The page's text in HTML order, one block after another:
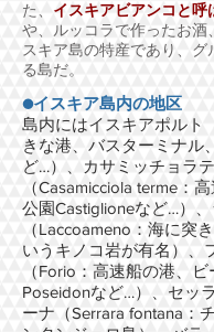
た、 イスキアビアンコと呼
や、ルッコラで作ったお酒
スキア島の特産であり、グ
る島だ。
●イスキア島内の地区
島内にはイスキアポルト
きな港、バスターミナル
ど…）、カサミッチョラ
（Casamicciola terme：
公園Castiglioneなど…）
（Laccoameno：海に突
いうキノコ岩が有名）、
（Forio：高速船の港、
Poseidonなど…）、セッ
ーナ（Serrara fontana：